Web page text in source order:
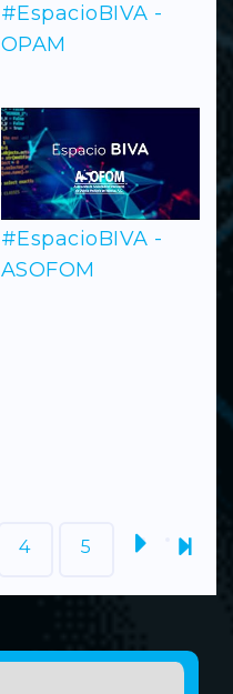
#EspacioBIVA -
OPAM
#EspacioBIVA -
ASOFOM
4 5